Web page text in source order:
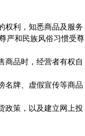
权利，知悉商品及服务
严和民族风俗习惯受尊
商品时，经营者有权自
名牌、虚假宣传等商品
政策，以及建立网上投